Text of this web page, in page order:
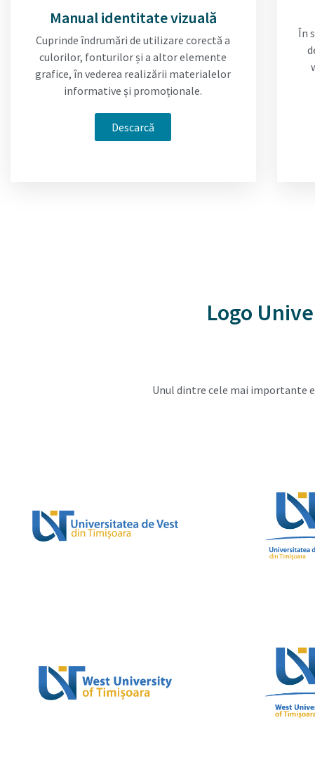
Manual identitate vizuală
Cuprinde îndrumări de utilizare corectă a
culorilor, fonturilor și a altor elemente
grafice, în vederea realizării materialelor
informative și promoționale.
Descarcă
În
Logo
Unul dintre cele mai importante